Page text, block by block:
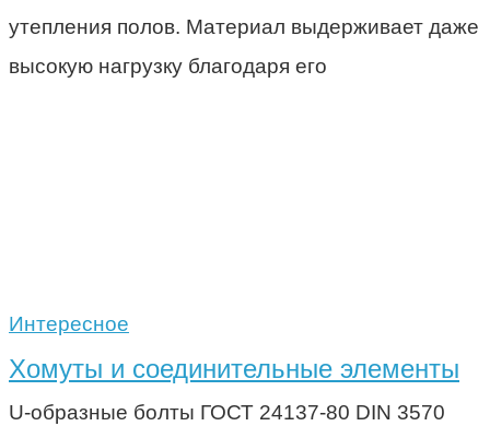
утепления полов. Материал выдерживает даже
высокую нагрузку благодаря его
Интересное
Хомуты и соединительные элементы
U-образные болты ГОСТ 24137-80 DIN 3570